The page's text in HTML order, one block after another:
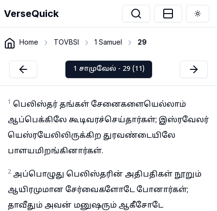
VerseQuick
Home TOVBSI 1 Samuel 29
1 சாமுவேல் - 29 (11)
1 பெலிஸ்தர் தங்கள் சேனைகளையெல்லாம்
ஆப்பெக்கிலே கூடிவரச்செய்தார்கள்; இஸ்ரவேலர்
யெஸ்ரயேலிலிருக்கிற துரவண்டையிலே
பாளயமிறங்கினார்கள்.
2 அப்பொழுது பெலிஸ்தரின் அதிபதிகள் நூறும்
ஆயிரமுமான சேர்வைகளோடே போனார்கள்;
தாவீதும் அவன் மனுஷரும் ஆகீசோடே